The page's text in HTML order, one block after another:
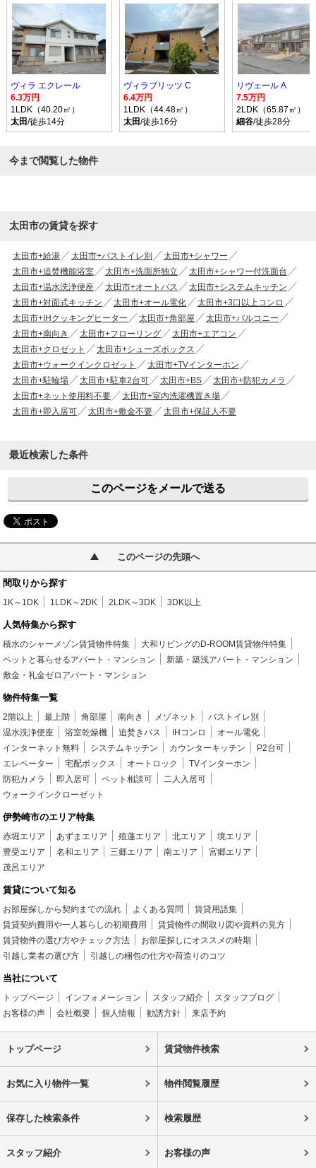
ヴィラ エクレール
6.3万円
1LDK（40.20㎡）
太田/徒歩14分
ヴィラブリッツ C
6.4万円
1LDK（44.48㎡）
太田/徒歩16分
リヴェール A
7.5万円
2LDK（65.87㎡）
細谷/徒歩28分
今まで閲覧した物件
太田市の賃貸を探す
太田市+給湯 太田市+バストイレ別
太田市+シャワー
太田市+追焚機能浴室
太田市+洗面所独立
太田市+シャワー付洗面台
太田市+温水洗浄便座
太田市+オートバス
太田市+システムキッチン
太田市+対面式キッチン
太田市+オール電化
太田市+3口以上コンロ
太田市+IHクッキングヒーター
太田市+角部屋
太田市+バルコニー
太田市+南向き
太田市+フローリング
太田市+エアコン
太田市+クロゼット
太田市+シューズボックス
太田市+ウォークインクロゼット
太田市+TVインターホン
太田市+駐輪場
太田市+駐車2台可 太田市+BS
太田市+防犯カメラ
太田市+ネット使用料不要
太田市+室内洗濯機置き場
太田市+即入居可
太田市+敷金不要 太田市+保証人不要
最近検索した条件
このページをメールで送る
このページの先頭へ
間取りから探す
1K～1DK 1LDK～2DK 2LDK～3DK 3DK以上
人気特集から探す
積水のシャーメゾン賃貸物件特集
大和リビングのD-ROOM賃貸物件特集
ペットと暮らせるアパート・マンション
新築・築浅アパート・マンション
敷金・礼金ゼロアパート・マンション
物件特集一覧
2階以上 最上階 角部屋 南向き メゾネット
バストイレ別
温水洗浄便座
浴室乾燥機 追焚きバス IHコンロ
オール電化
インターネット無料
システムキッチン カウンターキッチン
P2台可
エレベーター
宅配ボックス オートロック
TVインターホン
防犯カメラ
即入居可 ペット相談可
二人入居可
ウォークインクローゼット
伊勢崎市のエリア特集
赤堀エリア あずまエリア 殖蓮エリア 北エリア
境エリア
豊受エリア
名和エリア 三郷エリア 南エリア
宮郷エリア
茂呂エリア
賃貸について知る
お部屋探しから契約までの流れ よくある質問
賃貸用語集
賃貸契約費用や一人暮らしの初期費用
賃貸物件の間取り図や資料の見方
賃貸物件の選び方やチェック方法
お部屋探しにオススメの時期
引越し業者の選び方
引越しの梱包の仕方や荷造りのコツ
当社について
トップページ インフォメーション スタッフ紹介
スタッフブログ
お客様の声
会社概要 個人情報 勧誘方針 来店予約
トップページ 賃貸物件検索
お気に入り物件一覧 物件閲覧履歴
保存した検索条件 検索履歴
スタッフ紹介 お客様の声